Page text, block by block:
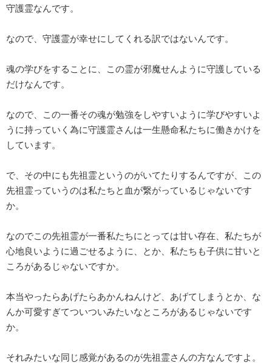
守護霊なんです。
なので、守護霊が幸せにしてくれる訳ではないんです。
魂の学びをすることに、この霊が邪魔せんように守護している
だけなんです。
なので、この一番その魂が勉強をしやすいように学びやすいよ
うに持っていく為に守護霊さんは一生懸命私たちに働きかけを
しています。
で、その中にも先祖霊というのがいてたりするんですが、この
先祖霊っていうのは私たちと血が繋がっているじゃないです
か。
なのでこの先祖霊が一番私たちにとっては甘い存在、私たちが
心地良いように過ごせるように、とか、私たちも子供に甘いと
ころがあるじゃないですか。
本当やったらあげたらあかんねんけど、あげてしまうとか、な
んか可愛すぎてついついみたいなところがあるじゃないです
か。
それみたいな同じ感覚があるのが先祖霊さんの方なんですよ。